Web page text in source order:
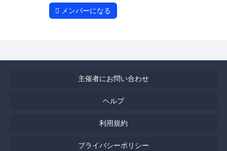
メンバーになる
主催者にお問い合わせ
ヘルプ
利用規約
プライバシーポリシー